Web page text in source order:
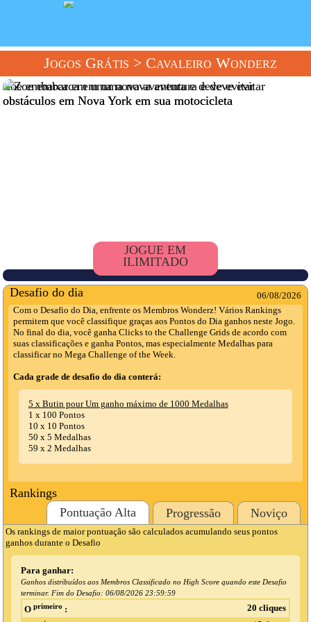
Jogos Grátis > Cavaleiro Wonderz
Zoe embarca em uma nova aventura e deve evitar
obstáculos em Nova York em sua motocicleta
JOGUE EM
ILIMITADO
Desafio do dia
06/08/2026
Com o Desafio do Dia, enfrente os Membros Wonderz! Vários Rankings
permitem que você classifique graças aos Pontos do Dia ganhos neste Jogo.
No final do dia, você ganha Clicks to the Challenge Grids de acordo com
suas classificações e ganha Pontos, mas especialmente Medalhas para
classificar no Mega Challenge of the Week.
Cada grade de desafio do dia conterá:
5 x Butin pour Um ganho máximo de 1000 Medalhas
1 x 100 Pontos
10 x 10 Pontos
50 x 5 Medalhas
59 x 2 Medalhas
Rankings
Pontuação Alta
Progressão Noviço
Os rankings de maior pontuação são calculados acumulando seus pontos
ganhos durante o Desafio
Para ganhar:
Ganhos distribuídos aos Membros Classificado no High Score quando este Desafio
terminar. Fim do Desafio: 06/08/2026 23:59:59
Oprimeiro : 20 cliques